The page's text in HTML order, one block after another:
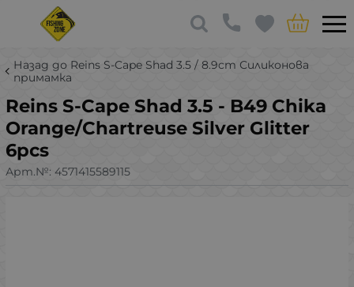
Назад до Reins S-Cape Shad 3.5 / 8.9cm Силиконова
примамка
Reins S-Cape Shad 3.5 - B49 Chika
Orange/Chartreuse Silver Glitter
6pcs
Арт.№: 4571415589115